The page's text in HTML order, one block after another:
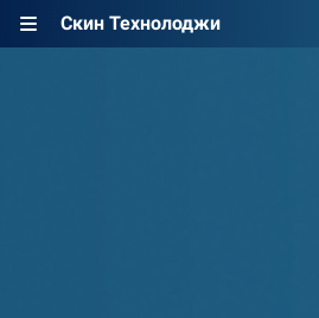
Скин Технолоджи